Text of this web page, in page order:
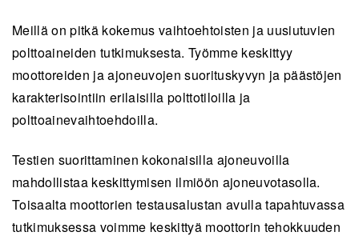
Meillä on pitkä kokemus vaihtoehtoisten ja uusiutuvien
polttoaineiden tutkimuksesta. Työmme keskittyy
moottoreiden ja ajoneuvojen suorituskyvyn ja päästöjen
karakterisointiin erilaisilla polttotiloilla ja
polttoainevaihtoehdoilla.
Testien suorittaminen kokonaisilla ajoneuvoilla
mahdollistaa keskittymisen ilmiöön ajoneuvotasolla.
Toisaalta moottorien testausalustan avulla tapahtuvassa
tutkimuksessa voimme keskittyä moottorin tehokkuuden